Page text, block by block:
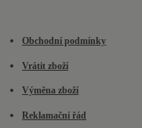
Obchodní podmínky
Vrátit zboží
Výměna zboží
Reklamační řád